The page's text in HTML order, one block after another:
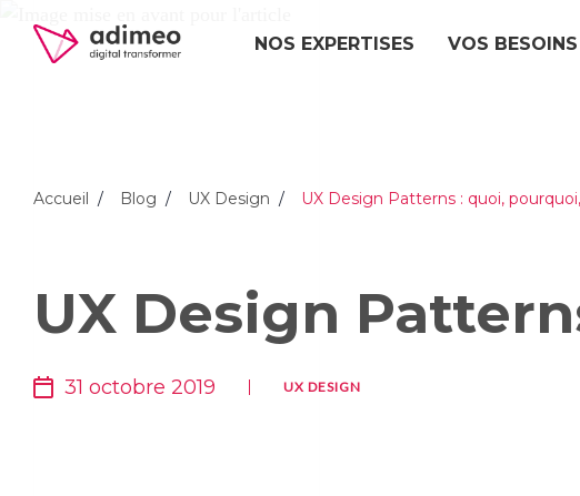
NOS EXPERTISES VOS BESOINS
Accueil Blog UX Design UX Design Patterns : quoi,
UX Design
31 octobre 2019 UX DESIGN